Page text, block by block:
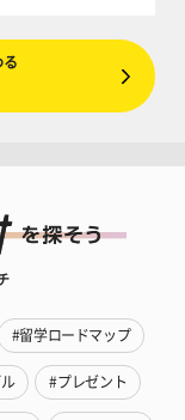
る
#留学ロードマップ
#プレゼント